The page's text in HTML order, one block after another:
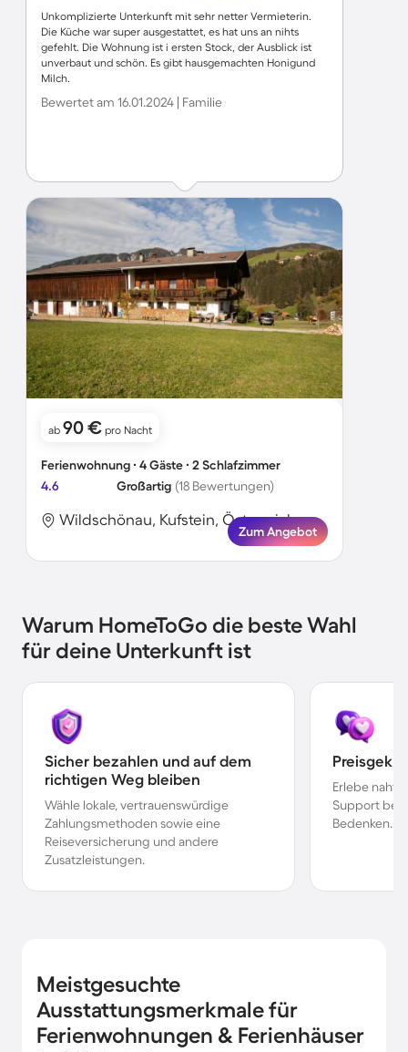
Unkomplizierte Unterkunft mit sehr netter Vermieterin.
Die Küche war super ausgestattet, es hat uns an nihts
gefehlt. Die Wohnung ist i ersten Stock, der Ausblick ist
unverbaut und schön. Es gibt hausgemachten Honigund
Milch.
Bewertet am 16.01.2024 | Familie
ab 90 € pro Nacht
Ferienwohnung ∙ 4 Gäste ∙ 2 Schlafzimmer
4.6
Großartig (18 Bewertungen)
Wildschönau, Kufstein, Österreich
Zum Angebot
Warum HomeToGo die beste Wahl
für deine Unterkunft ist
Sicher bezahlen und auf dem
richtigen Weg bleiben
Wähle lokale, vertrauenswürdige
Zahlungsmethoden sowie eine
Reiseversicherung und andere
Zusatzleistungen.
Erlebe
Support bei
Bedenken.
Meistgesuchte
Ausstattungsmerkmale für
Ferienwohnungen & Ferienhäuser